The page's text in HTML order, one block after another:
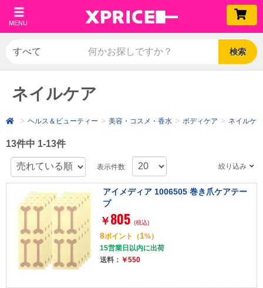
MENU
検索
ネイルケア
ヘルス＆ビューティー 美容・コスメ・香水 ボディケア ネイルケア
13件中 1-13件
表示件数 絞り込み
アイメディア 1006505 巻き爪ケアテー
プ
￥ 805 (税込)
8ポイント （1%）
15営業日以内に出荷
送料： ￥550